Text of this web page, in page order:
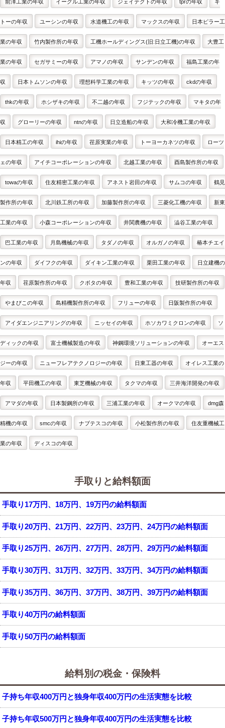
前澤工業の年収 イーグル工業の年収 ジェイテクトの年収 tprの年収 キ
トーの年収 ユーシンの年収 水道機工の年収 マックスの年収 日本ピラー工
業の年収 竹内製作所の年収 工機ホールディングス(旧:日立工機)の年収 大豊工
業の年収 セガサミーの年収 アマノの年収 サンデンの年収 福島工業の年
収 日本トムソンの年収 理想科学工業の年収 キッツの年収 ckdの年収
thkの年収 ホシザキの年収 不二越の年収 フジテックの年収 マキタの年
収 グローリーの年収 ntnの年収 日立造船の年収 大和冷機工業の年収
日本精工の年収 ihiの年収 荏原実業の年収 トーヨーカネツの年収 ローツ
ェの年収 アイチコーポレーションの年収 北越工業の年収 酉島製作所の年収
towaの年収 住友精密工業の年収 アネスト岩田の年収 サムコの年収 鶴見
製作所の年収 北川鉄工所の年収 加藤製作所の年収 三菱化工機の年収 新東
工業の年収 小森コーポレーションの年収 井関農機の年収 澁谷工業の年収
巴工業の年収 月島機械の年収 タダノの年収 オルガノの年収 椿本チエイ
ンの年収 ダイフクの年収 ダイキン工業の年収 栗田工業の年収 日立建機の
年収 荏原製作所の年収 クボタの年収 豊和工業の年収 技研製作所の年収
やまびこの年収 島精機製作所の年収 フリューの年収 日阪製作所の年収
アイダエンジニアリングの年収 ニッセイの年収 ホソカワミクロンの年収 ソ
ディックの年収 富士機械製造の年収 神鋼環境ソリューションの年収 オーエス
ジーの年収 ニューフレアテクノロジーの年収 日東工器の年収 オイレス工業の
年収 平田機工の年収 東芝機械の年収 タクマの年収 三井海洋開発の年収
アマダの年収 日本製鋼所の年収 三浦工業の年収 オークマの年収 dmg森
精機の年収 smcの年収 ナブテスコの年収 小松製作所の年収 住友重機械工
業の年収 ディスコの年収
手取りと給料額面
手取り17万円、18万円、19万円の給料額面
手取り20万円、21万円、22万円、23万円、24万円の給料額面
手取り25万円、26万円、27万円、28万円、29万円の給料額面
手取り30万円、31万円、32万円、33万円、34万円の給料額面
手取り35万円、36万円、37万円、38万円、39万円の給料額面
手取り40万円の給料額面
手取り50万円の給料額面
給料別の税金・保険料
子持ち年収400万円と独身年収400万円の生活実態を比較
子持ち年収500万円と独身年収400万円の生活実態を比較